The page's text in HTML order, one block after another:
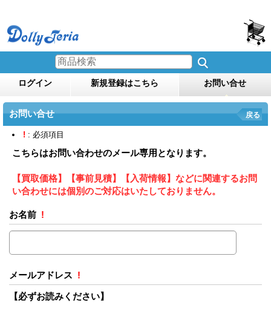
ログイン 新規登録はこちら お問い合せ
お問い合せ 戻る
! : 必須項目
こちらはお問い合わせのメール専用となります。
【買取価格】【事前見積】【入荷情報】などに関連するお問
い合わせには個別のご対応はいたしておりません。
お名前 !
メールアドレス !
【必ずお読みください】